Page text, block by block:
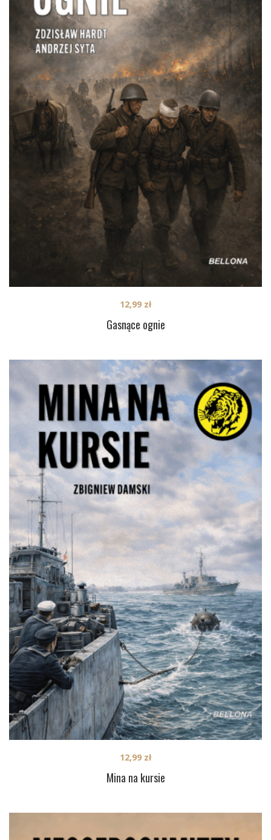
Gasnące ognie
12,99 zł
Mina na kursie
12,99 zł